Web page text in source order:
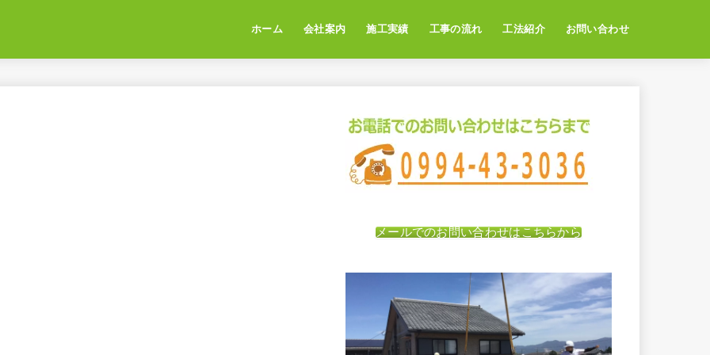
ホーム 会社案内 施工実績 工事の流れ 工法紹介 お問い合わせ
メールでのお問い合わせはこちらから